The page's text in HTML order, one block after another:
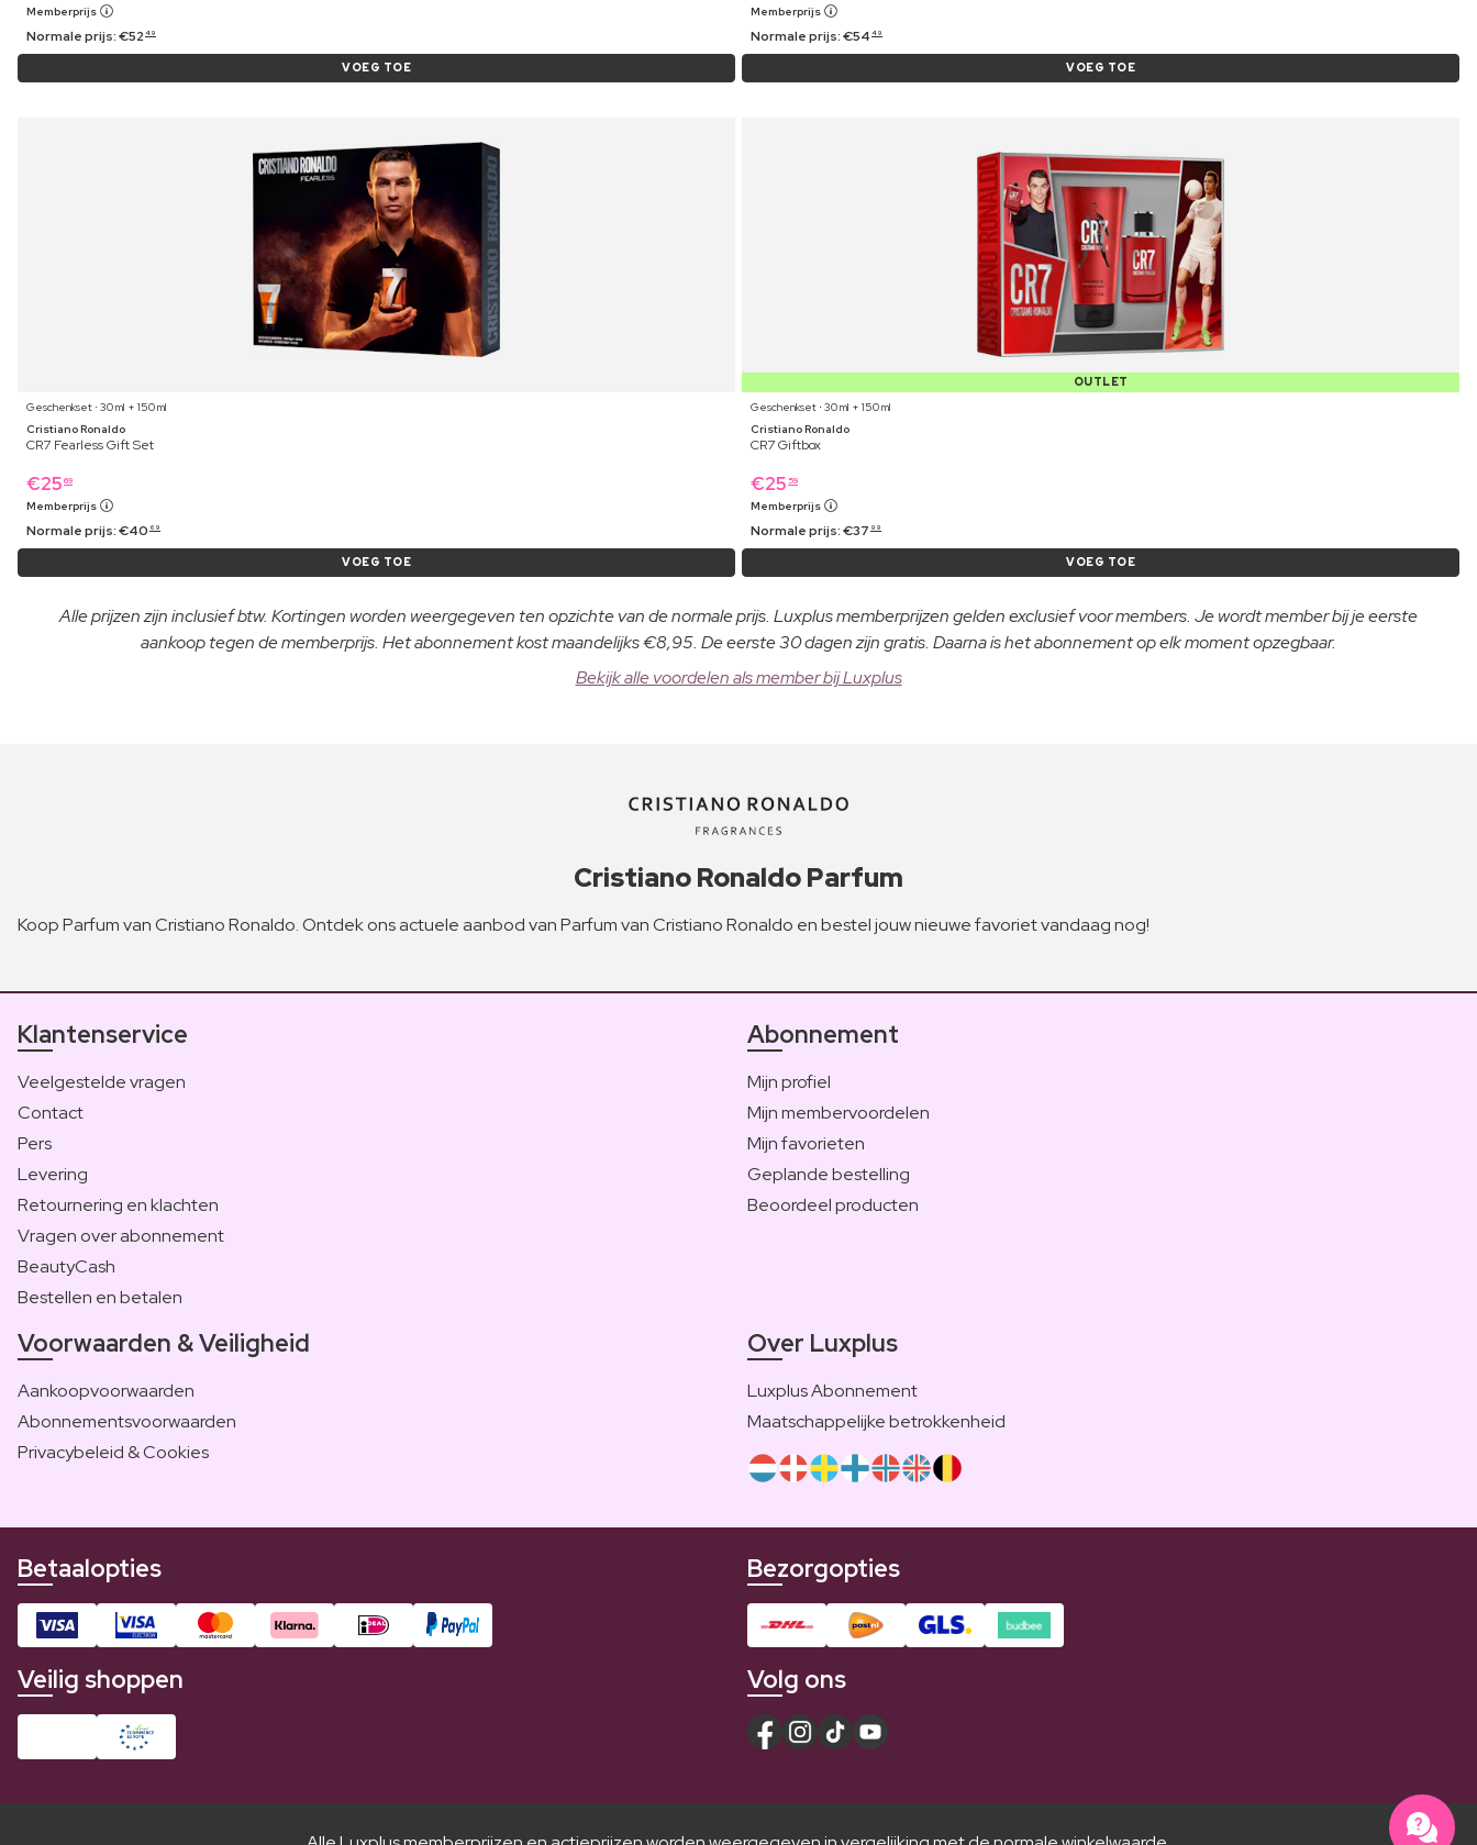
Memberprijs
Normale prijs:€52 49
VOEG TOE
Memberprijs
Normale prijs:€54 49
VOEG TOE
Geschenkset ⋅ 30 ml + 150 ml
Cristiano Ronaldo
CR7 Fearless Gift Set
€25 69
Memberprijs
Normale prijs:€40 69
VOEG TOE
OUTLET
Geschenkset ⋅ 30 ml + 150 ml
Cristiano Ronaldo
CR7 Giftbox
€25 59
Memberprijs
Normale prijs:€37 99
VOEG TOE
Alle prijzen zijn inclusief btw. Kortingen worden weergegeven ten opzichte van de normale prijs. Luxplus memberprijzen gelden exclusief voor members. Je wordt member bij je eerste
aankoop tegen de memberprijs. Het abonnement kost maandelijks €8,95. De eerste 30 dagen zijn gratis. Daarna is het abonnement op elk moment opzegbaar.
Bekijk alle voordelen als member bij Luxplus
Cristiano Ronaldo Parfum
Koop Parfum van Cristiano Ronaldo. Ontdek ons actuele aanbod van Parfum van Cristiano Ronaldo en bestel jouw nieuwe favoriet vandaag nog!
Klantenservice
Veelgestelde vragen
Contact
Pers
Levering
Retournering en klachten
Vragen over abonnement
BeautyCash
Bestellen en betalen
Abonnement
Mijn profiel
Mijn membervoordelen
Mijn favorieten
Geplande bestelling
Beoordeel producten
Voorwaarden & Veiligheid
Aankoopvoorwaarden
Abonnementsvoorwaarden
Privacybeleid & Cookies
Over Luxplus
Luxplus Abonnement
Maatschappelijke betrokkenheid
Betaalopties Bezorgopties
Veilig shoppen Volg ons